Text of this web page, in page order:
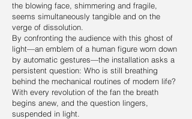
the blowing face, shimmering and fragile,
seems simultaneously tangible and on the
verge of dissolution.
By confronting the audience with this ghost of
light—an emblem of a human figure worn down
by automatic gestures—the installation asks a
persistent question: Who is still breathing
behind the mechanical routines of modern life?
With every revolution of the fan the breath
begins anew, and the question lingers,
suspended in light.